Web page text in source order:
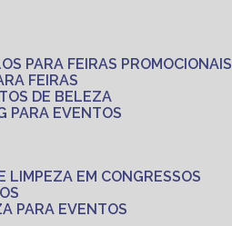
PARA FEIRAS PROMOCIONAIS
FEIRAS
DE BELEZA
PARA EVENTOS
LIMPEZA EM CONGRESSOS
PARA EVENTOS